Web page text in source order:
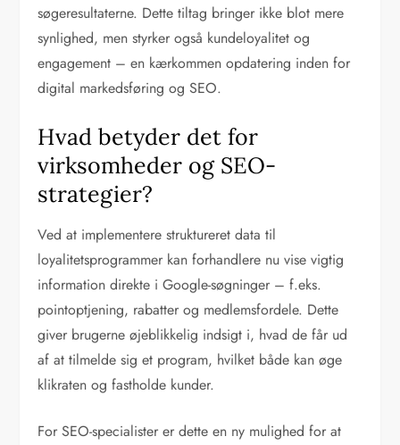
søgeresultaterne. Dette tiltag bringer ikke blot mere
synlighed, men styrker også kundeloyalitet og
engagement – en kærkommen opdatering inden for
digital markedsføring og SEO.
Hvad betyder det for
virksomheder og SEO-
strategier?
Ved at implementere struktureret data til
loyalitetsprogrammer kan forhandlere nu vise vigtig
information direkte i Google-søgninger – f.eks.
pointoptjening, rabatter og medlemsfordele. Dette
giver brugerne øjeblikkelig indsigt i, hvad de får ud
af at tilmelde sig et program, hvilket både kan øge
klikraten og fastholde kunder.
For SEO-specialister er dette en ny mulighed for at